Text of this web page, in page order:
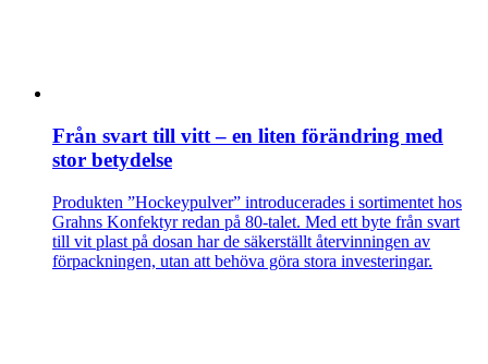
Från svart till vitt – en liten förändring med
stor betydelse
Produkten ”Hockeypulver” introducerades i sortimentet hos
Grahns Konfektyr redan på 80-talet. Med ett byte från svart
till vit plast på dosan har de säkerställt återvinningen av
förpackningen, utan att behöva göra stora investeringar.